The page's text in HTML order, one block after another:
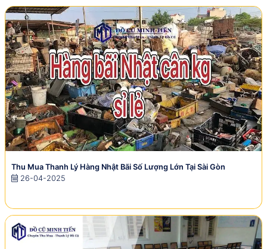
Thu Mua Thanh Lý Hàng Nhật Bãi Số Lượng Lớn Tại Sài Gòn
26-04-2025